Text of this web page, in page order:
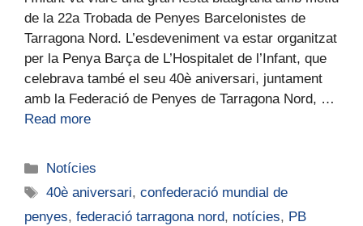
de la 22a Trobada de Penyes Barcelonistes de
Tarragona Nord. L’esdeveniment va estar organitzat
per la Penya Barça de L’Hospitalet de l’Infant, que
celebrava també el seu 40è aniversari, juntament
amb la Federació de Penyes de Tarragona Nord, …
Read more
Notícies
40è aniversari,confederació mundial de
penyes, federació tarragona nord, notícies, PB